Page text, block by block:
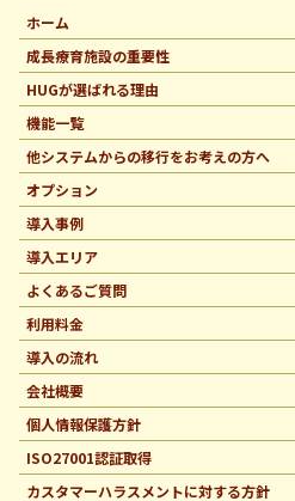
ホーム
成長療育施設の重要性
HUGが選ばれる理由
機能一覧
他システムからの移行をお考えの方へ
オプション
導入事例
導入エリア
よくあるご質問
利用料金
導入の流れ
会社概要
個人情報保護方針
ISO27001認証取得
カスタマーハラスメントに対する方針